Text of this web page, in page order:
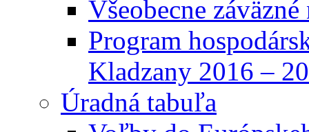
Všeobecne
Program
Kladzany 2016 –
Úradná tabuľa